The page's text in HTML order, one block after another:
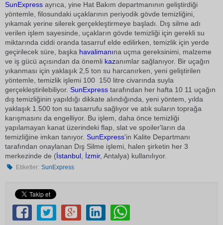
SunExpress ayrıca, yine Hat Bakım departmanının geliştirdiği
yöntemle, filosundaki uçaklarının periyodik gövde temizliğini,
yıkamak yerine silerek gerçekleştirmeye başladı. Dış silme adı
verilen işlem sayesinde, uçakların gövde temizliği için gerekli su
miktarında ciddi oranda tasarruf elde edilirken, temizlik için yerde
geçirilecek süre, başka havalimanına uçma gereksinimi, malzeme
ve iş gücü açısından da önemli kazanımlar sağlanıyor. Bir uçağın
yıkanması için yaklaşık 2,5 ton su harcanırken, yeni geliştirilen
yöntemle, temizlik işlemi 100  150 litre civarında suyla
gerçekleştirilebiliyor. SunExpress tarafından her hafta 10 11 uçağın
dış temizliğinin yapıldığı dikkate alındığında, yeni yöntem, yılda
yaklaşık 1.500 ton su tasarrufu sağlıyor ve atık suların toprağa
karışmasını da engelliyor. Bu işlem, daha önce temizliği
yapılamayan kanat üzerindeki flap, slat ve spoiler'ların da
temizliğine imkan tanıyor. SunExpress'in Kalite Departmanı
tarafından onaylanan Dış Silme işlemi, halen şirketin her 3
merkezinde de (İstanbul İzmir, Antalya) kullanılıyor.
Etiketler: SunExpress